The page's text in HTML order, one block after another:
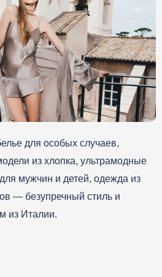
для особых случаев,
из хлопка, ультрамодные
мужчин и детей, одежда из
— безупречный стиль и
из Италии.